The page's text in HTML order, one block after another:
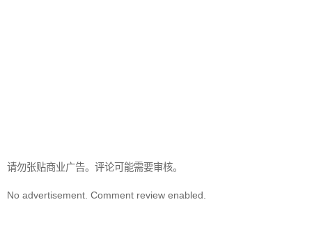
请勿张贴商业广告。评论可能需要审核。
No advertisement. Comment review enabled.